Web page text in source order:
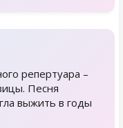
репертуара –
Песня
выжить в годы